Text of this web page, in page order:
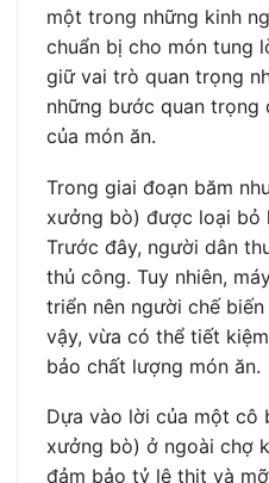
một trong những kinh
chuẩn bị cho món tung
giữ vai trò quan trọng
những bước quan trọng
của món ăn.
Trong giai đoạn băm
xưởng bò) được loại bỏ
Trước đây, người dân
thủ công. Tuy nhiên,
triển nên người chế
vậy, vừa có thể tiết
bảo chất lượng món ăn.
Dựa vào lời của một cô
xưởng bò) ở ngoài chợ
đảm bảo tỷ lệ thịt và